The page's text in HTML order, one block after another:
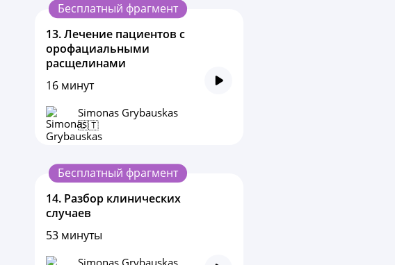
Бесплатный фрагмент
13.Лечение пациентов с
орофациальными
расщелинами
16 минут
Simonas Grybauskas
🇱🇹
Бесплатный фрагмент
14. Разбор клинических
случаев
53 минуты